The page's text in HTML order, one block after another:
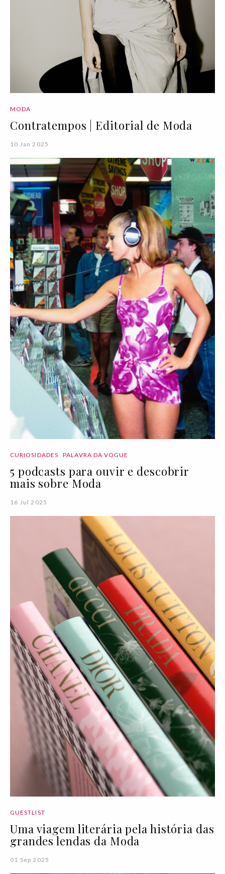
MODA
Contratempos | Editorial de Moda
10 Jan 2025
CURIOSIDADES PALAVRA DA VOGUE
5 podcasts para ouvir e descobrir
mais sobre Moda
16 Jul 2025
GUESTLIST
Uma viagem literária pela história das
grandes lendas da Moda
01 Sep 2025